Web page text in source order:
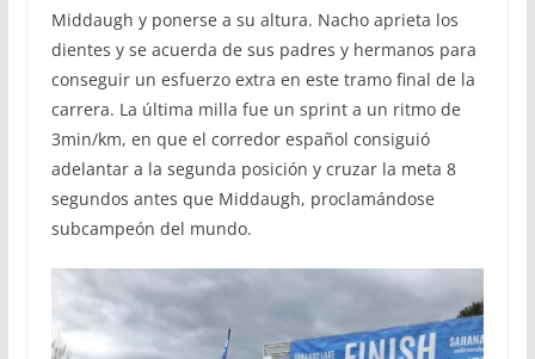
Middaugh y ponerse a su altura. Nacho aprieta los
dientes y se acuerda de sus padres y hermanos para
conseguir un esfuerzo extra en este tramo final de la
carrera. La última milla fue un sprint a un ritmo de
3min/km, en que el corredor español consiguió
adelantar a la segunda posición y cruzar la meta 8
segundos antes que Middaugh, proclamándose
subcampeón del mundo.